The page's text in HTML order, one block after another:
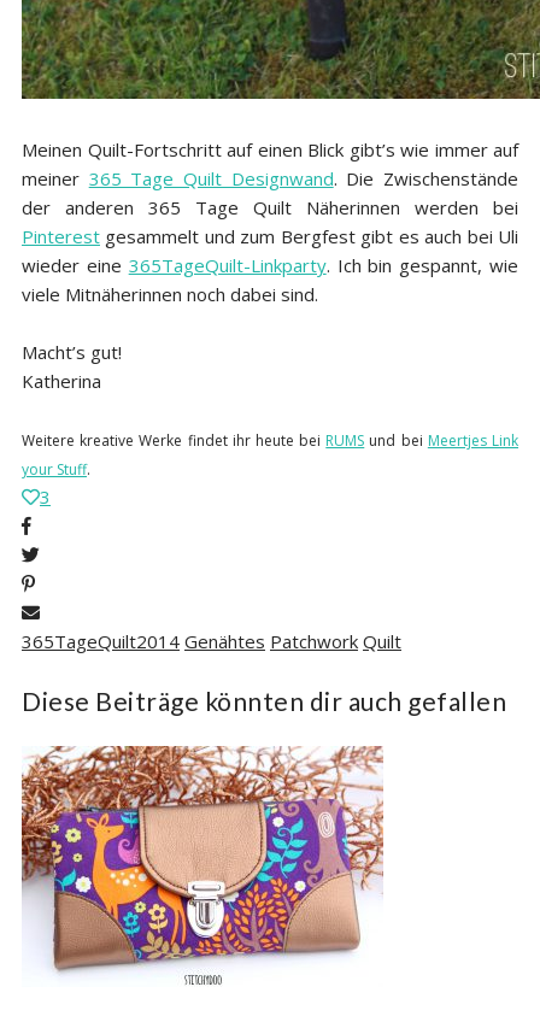
Meinen Quilt-Fortschritt auf einen Blick gibt’s wie immer auf
meiner 365 Tage Quilt Designwand. Die Zwischenstände
der anderen 365 Tage Quilt Näherinnen werden bei
Pinterest gesammelt und zum Bergfest gibt es auch bei Uli
wieder eine 365TageQuilt-Linkparty. Ich bin gespannt, wie
viele Mitnäherinnen noch dabei sind.
Macht’s gut!
Katherina
Weitere kreative Werke findet ihr heute bei RUMS und bei Meertjes Link
your Stuff.
3
365TageQuilt2014 Genähtes Patchwork Quilt
Diese Beiträge könnten dir auch gefallen